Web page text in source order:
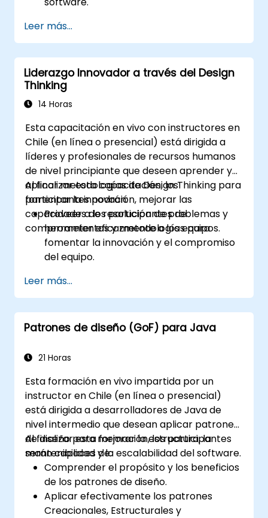
diseñar el modelo de dominio, identificar
subdominios y establecer límites.
Implementar el DDD táctico mediante
patrones como CQRS, fábricas e historia
de eventos (event sourcing).
Refactorizar y modernizar sistemas
técnicas de DDD.
Diseñar e implementar arquitecturas
orientadas al producto, al dominio y a los
equipos.
Utilizar Data Mesh para crear una
plataforma de datos orientada al dominio
que soporte el descubrimiento y
gobernanza de datos.
Leer más...
Liderazgo Innovador a través del Design
Thinking
14 Horas
Esta capacitación en vivo con instructores en
Chile (en línea o presencial) está dirigida a
líderes y profesionales de recursos humanos
de nivel principiante que deseen aprender y
aplicar metodologías de Design Thinking para
fomentar la innovación, mejorar las
capacidades de resolución de problemas y
comprometer eficazmente a los equipos.
Al finalizar esta capacitación, los
participantes podrán:
Proveer a los participantes de
herramientas y metodologías para
fomentar la innovación y el compromiso
del equipo.
empatía, ideación y prototipado para
resolver desafíos complejos.
Aplicar los principios del Design Thinking a
escenarios de liderazgo y recursos
Promover una cultura de innovación
Leer más...
Patrones de diseño (GoF) para Java
21 Horas
Esta formación en vivo impartida por un
instructor en Chile (en línea o presencial)
está dirigida a desarrolladores de Java de
nivel intermedio que desean aplicar patrones
de diseño para mejorar la estructura, la
mantenibilidad y la escalabilidad del software.
Al finalizar esta formación, los participantes
serán capaces de:
Comprender el propósito y los beneficios
de los patrones de diseño.
Aplicar efectivamente los patrones
Creacionales, Estructurales y